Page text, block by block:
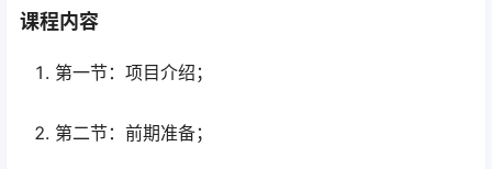
课程内容
第一节：项目介绍；
第二节：前期准备；